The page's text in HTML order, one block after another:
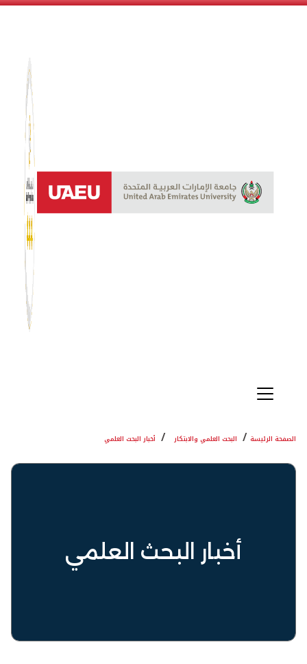
نظام
الصفحة الرئيسة البحث العلمي والابتكار أخبار البحث العلمي
أخبار البحث العلمي